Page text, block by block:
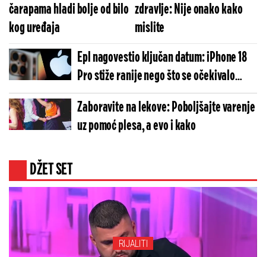
čarapama hladi bolje od bilo
kog uređaja
zdravlje: Nije onako kako
mislite
Epl nagovestio ključan datum: iPhone 18
Pro stiže ranije nego što se očekivalo
(FOTO)
Zaboravite na lekove: Poboljšajte varenje
uz pomoć plesa, a evo i kako
DŽET SET
RIJALITI